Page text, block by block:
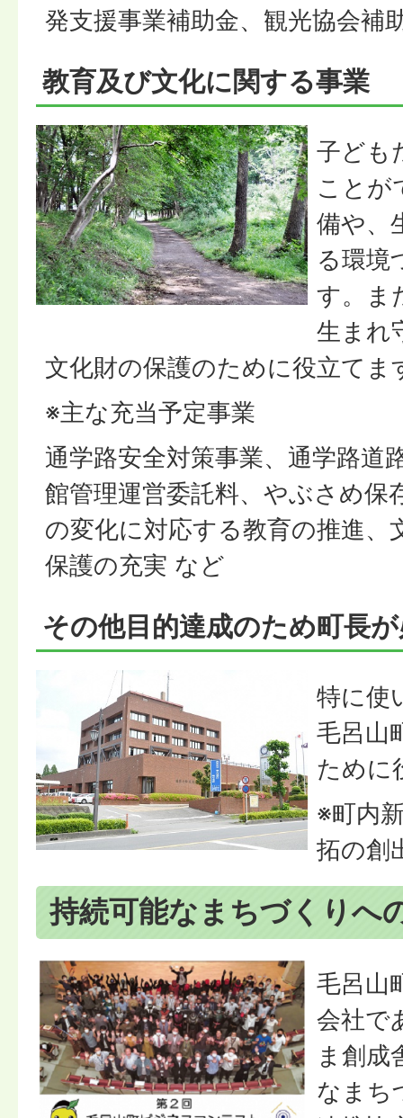
発支援事業補助金、観光協会補
教育及び文化に関する事業
子ども
ことが
備や、
る環境
す。ま
生まれ
文化財の保護のために役立てま
※主な充当予定事業
通学路安全対策事業、通学路道
館管理運営委託料、やぶさめ保
の変化に対応する教育の推進、
保護の充実 など
その他目的達成のため町長
特に使
毛呂山
ために
※町内
拓の創
持続可能なまちづくりへ
毛呂山
会社で
ま創成
なまち